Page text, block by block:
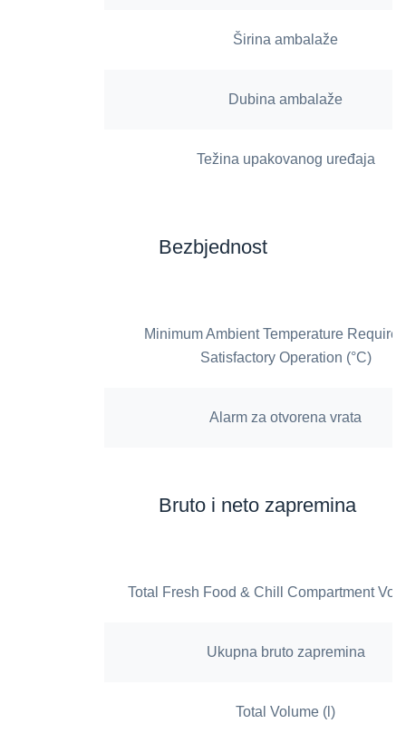
Širina ambalaže
Dubina ambalaže
Težina upakovanog uređaja
Bezbjednost
Minimum Ambient Temperature
Satisfactory Operation (°C)
Alarm za otvorena vrata
Bruto i neto zapremina
Total Fresh Food & Chill Compartment
Ukupna bruto zapremina
Total Volume (l)